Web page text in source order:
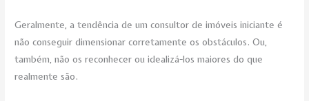
Geralmente, a tendência de um consultor de imóveis iniciante é
não conseguir dimensionar corretamente os obstáculos. Ou,
também, não os reconhecer ou idealizá-los maiores do que
realmente são.